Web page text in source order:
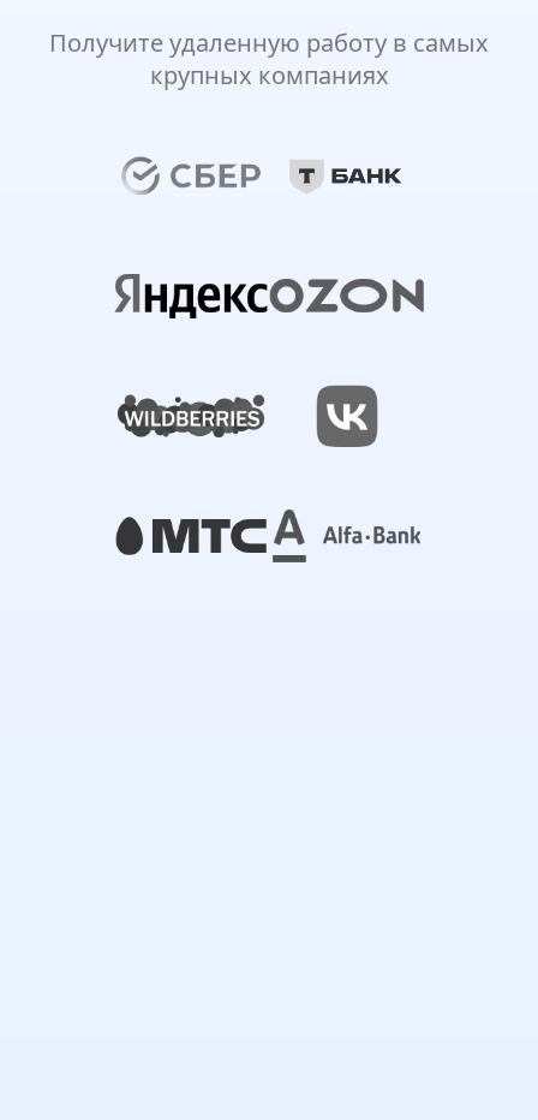
Получите удаленную работу в самых
крупных компаниях